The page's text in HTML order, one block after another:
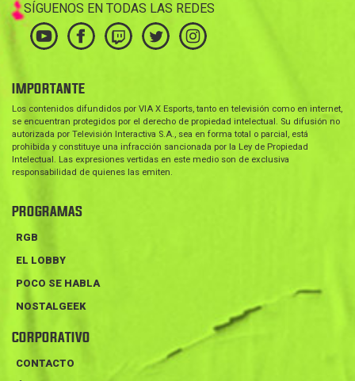
SÍGUENOS EN TODAS LAS REDES
IMPORTANTE
Los contenidos difundidos por VIA X Esports, tanto en televisión como en internet,
se encuentran protegidos por el derecho de propiedad intelectual. Su difusión no
autorizada por Televisión Interactiva S.A., sea en forma total o parcial, está
prohibida y constituye una infracción sancionada por la Ley de Propiedad
Intelectual. Las expresiones vertidas en este medio son de exclusiva
responsabilidad de quienes las emiten.
PROGRAMAS
RGB
EL LOBBY
POCO SE HABLA
NOSTALGEEK
CORPORATIVO
CONTACTO